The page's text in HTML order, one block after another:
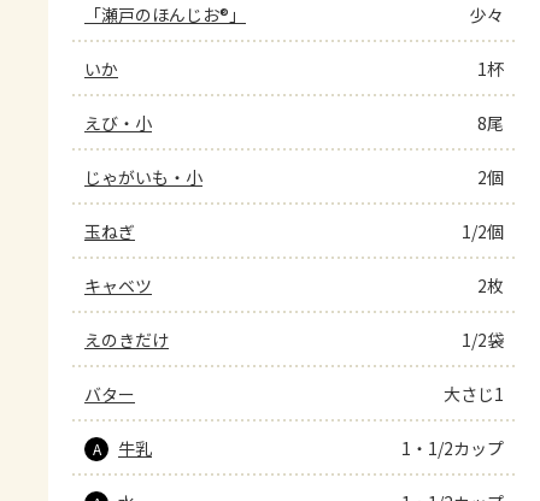
「瀬戸のほんじお®」 少々
いか 1杯
えび・小 8尾
じゃがいも・小 2個
玉ねぎ 1/2個
キャベツ 2枚
えのきだけ 1/2袋
バター 大さじ1
A 牛乳 1・1/2カップ